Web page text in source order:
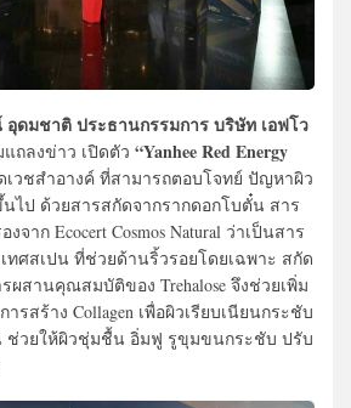
ดมชาติ ประธานกรรมการ บริษัท เอฟโว
ถลงข่าว เปิดตัว “Yanhee Red Energy
เวชสำอางค์ ที่สามารถตอบโจทย์ ปัญหาผิว
ไป ด้วยสารสกัดจากรากดอกโบตั๋น สาร
จาก Ecocert Cosmos Natural ว่าเป็นสาร
ทศสเปน ที่ช่วยด้านริ้วรอยโดยเฉพาะ สกัด
ผสานคุณสมบัติของ Trehalose จึงช่วยเพิ่ม
รสร้าง Collagen เพื่อผิวเรียบเนียนกระชับ
ช่วยให้ผิวชุ่มชื้น อิ่มฟู รูขุมขนกระชับ ปรับ